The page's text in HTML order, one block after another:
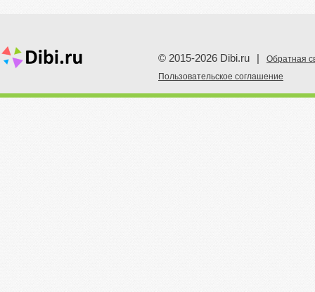
© 2015-2026 Dibi.ru
Обратная
Пoльзовательское соглашение